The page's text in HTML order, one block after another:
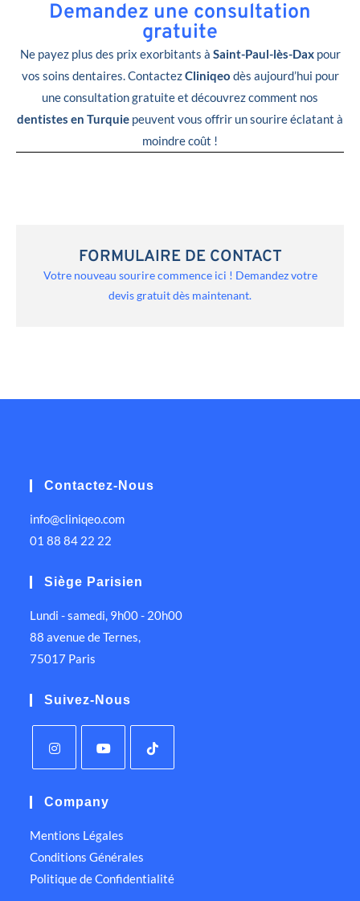
Demandez une consultation
gratuite
Ne payez plus des prix exorbitants à Saint-Paul-lès-Daxpour
vos soins dentaires. ContactezCliniqeo dès aujourd’hui pour
une consultation gratuite et découvrez comment nos
dentistes en Turquie peuvent vous offrir un sourire éclatant à
moindre coût !
FORMULAIRE DE CONTACT
Votre nouveau sourire commence ici ! Demandez votre
devis gratuit dès maintenant.
Contactez-Nous
info@cliniqeo.com
01 88 84 22 22
Siège Parisien
Lundi - samedi, 9h00 - 20h00
88 avenue de Ternes,
75017 Paris
Suivez-Nous
Company
Mentions Légales
Conditions Générales
Politique de Confidentialité